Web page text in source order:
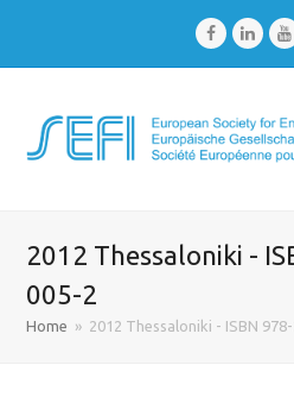
Facebook
2012 Thessaloniki -
005-2
Home » 2012 Thessaloniki - ISBN